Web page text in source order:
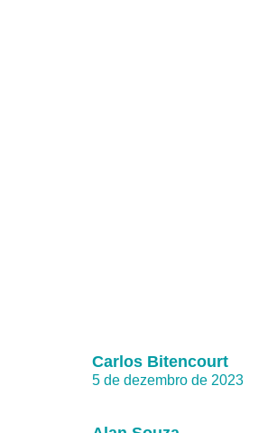
Carlos Bitencourt
5 de dezembro de 2023